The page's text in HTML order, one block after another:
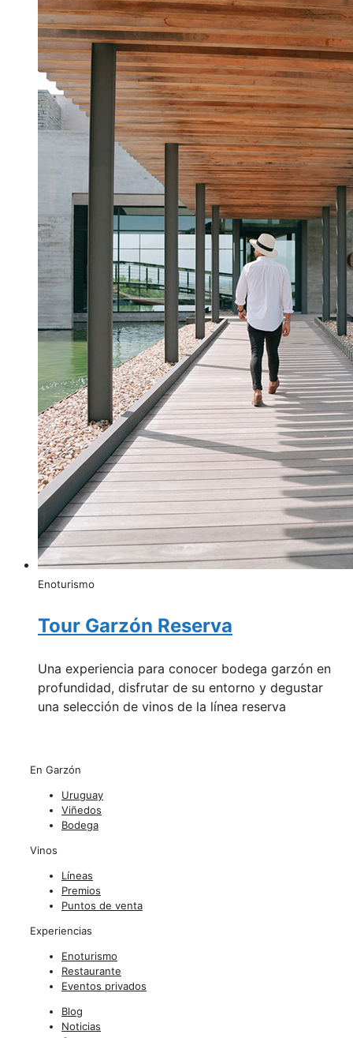
Enoturismo
Tour Garzón Reserva
Una experiencia para conocer bodega garzón en
profundidad, disfrutar de su entorno y degustar
una selección de vinos de la línea reserva
En Garzón
Uruguay
Viñedos
Bodega
Vinos
Líneas
Premios
Puntos de venta
Experiencias
Enoturismo
Restaurante
Eventos privados
Blog
Noticias